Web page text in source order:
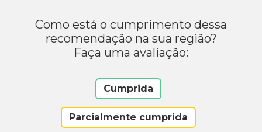
Como está o cumprimento dessa
recomendação na sua região?
Faça uma avaliação:
Cumprida
Parcialmente cumprida